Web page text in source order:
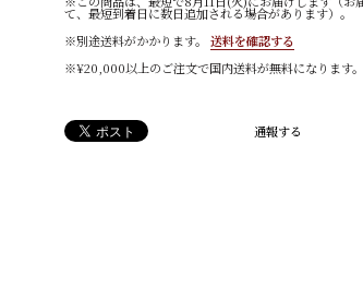
て、最短到着日に数日追加される場合があります）。
※別途送料がかかります。
送料を確認する
※¥20,000以上のご注文で国内送料が無料になります。
通報する